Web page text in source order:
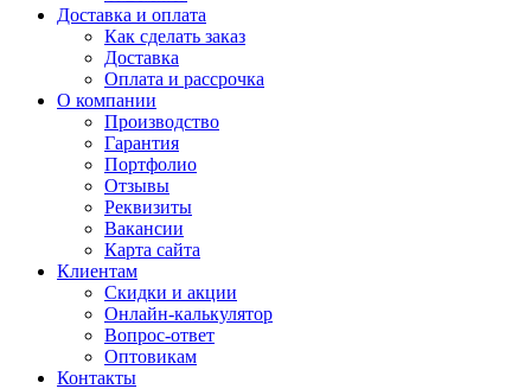
Доставка и оплата
Как сделать заказ
Доставка
Оплата и рассрочка
О компании
Производство
Гарантия
Портфолио
Отзывы
Реквизиты
Вакансии
Карта сайта
Клиентам
Скидки и акции
Онлайн-калькулятор
Вопрос-ответ
Оптовикам
Контакты